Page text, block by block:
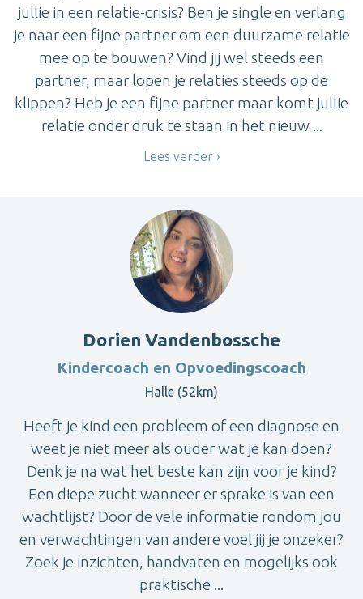
jullie in een relatie-crisis? Ben je single en verlang
je naar een fijne partner om een duurzame relatie
mee op te bouwen? Vind jij wel steeds een
partner, maar lopen je relaties steeds op de
klippen? Heb je een fijne partner maar komt jullie
relatie onder druk te staan in het nieuw ...
Lees verder
Dorien Vandenbossche
Kindercoach en Opvoedingscoach
Halle (52km)
Heeft je kind een probleem of een diagnose en
weet je niet meer als ouder wat je kan doen?
Denk je na wat het beste kan zijn voor je kind?
Een diepe zucht wanneer er sprake is van een
wachtlijst? Door de vele informatie rondom jou
en verwachtingen van andere voel jij je onzeker?
Zoek je inzichten, handvaten en mogelijks ook
praktische ...